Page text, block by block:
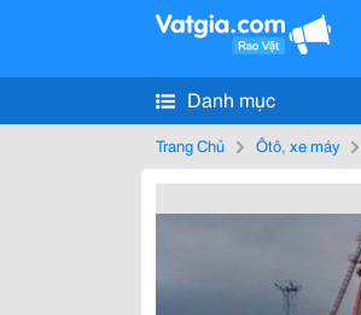
Danh mục
Trang Chủ Ôtô, xe máy